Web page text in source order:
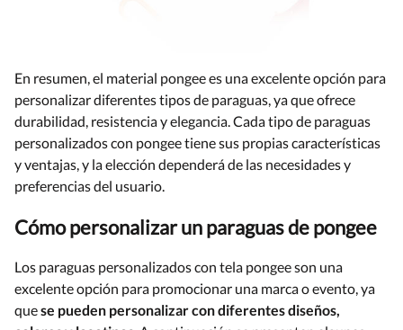
En resumen, el material pongee es una excelente opción para
personalizar diferentes tipos de paraguas, ya que ofrece
durabilidad, resistencia y elegancia. Cada tipo de paraguas
personalizados con pongee tiene sus propias características
y ventajas, y la elección dependerá de las necesidades y
preferencias del usuario.
Cómo personalizar un paraguas de pongee
Los paraguas personalizados con tela pongee son una
excelente opción para promocionar una marca o evento, ya
quese pueden personalizar con diferentes diseños,